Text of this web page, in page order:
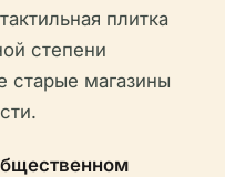
плитка
степени
старые магазины